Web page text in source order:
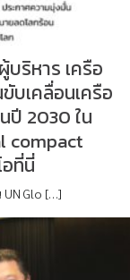
ริหาร เครือ
บเคลื่อนเครือ
ปี 2030 ใน
compact
ที่นี่
Glo […]